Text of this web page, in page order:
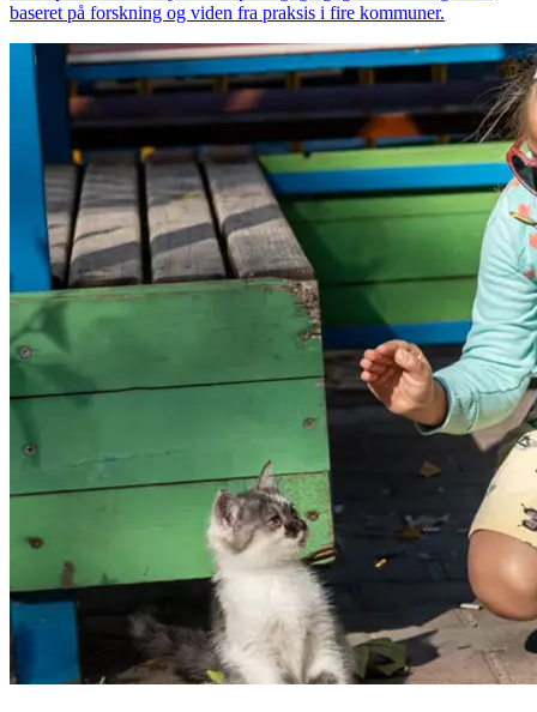
baseret på forskning og viden fra praksis i fire kommuner.